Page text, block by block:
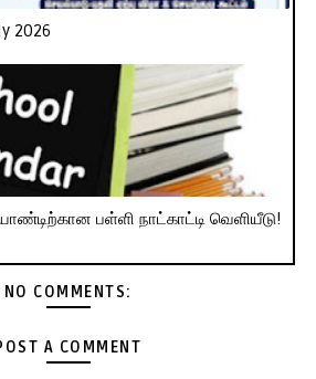
2026
பள்ளி நாட்காட்டி வெளியீடு!
NO COMMENTS:
A COMMENT